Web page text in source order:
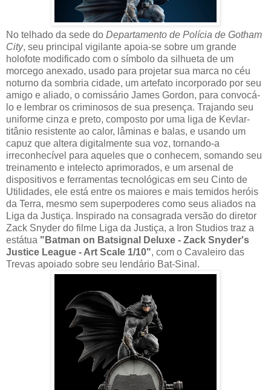
No telhado da sede do Departamento de Polícia de Gotham
City, seu principal vigilante apoia-se sobre um grande
holofote modificado com o símbolo da silhueta de um
morcego anexado, usado para projetar sua marca no céu
noturno da sombria cidade, um artefato incorporado por seu
amigo e aliado, o comissário James Gordon, para convocá-
lo e lembrar os criminosos de sua presença. Trajando seu
uniforme cinza e preto, composto por uma liga de Kevlar-
titânio resistente ao calor, lâminas e balas, e usando um
capuz que altera digitalmente sua voz, tornando-a
irreconhecível para aqueles que o conhecem, somando seu
treinamento e intelecto aprimorados, e um arsenal de
dispositivos e ferramentas tecnológicas em seu Cinto de
Utilidades, ele está entre os maiores e mais temidos heróis
da Terra, mesmo sem superpoderes como seus aliados na
Liga da Justiça. Inspirado na consagrada versão do diretor
Zack Snyder do filme Liga da Justiça, a Iron Studios traz a
estátua "Batman on Batsignal Deluxe - Zack Snyder's
Justice League - Art Scale 1/10", com o Cavaleiro das
Trevas apoiado sobre seu lendário Bat-Sinal.